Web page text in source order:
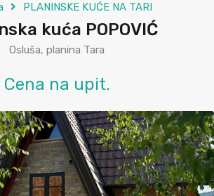
PLANINSKE KUĆE NA TARI
kuća POPOVIĆ
Osluša, planina Tara
Cena na upit.